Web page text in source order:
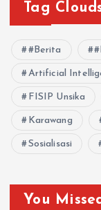
Tag
#Berita
Artificial
FISIP Unsika
Karawang
Sosialisasi
You